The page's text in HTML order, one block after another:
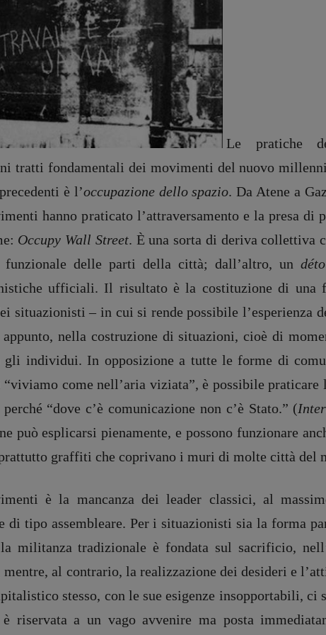
Le pratiche
tratti fondamentali dei movimenti del nuovo
è l’occupazione dello spazio. Da Atene a
hanno praticato l’attraversamento e la presa di
Occupy Wall Street. È una sorta di deriva collettiva
funzionale delle parti della città; dall’altro, un
ufficiali. Il risultato è la costituzione di una
situazionisti – in cui si rende possibile l’esperienza
nella costruzione di situazioni, cioè di
gli individui. In opposizione a tutte le forme di
come nell’aria viziata”, è possibile praticare
“dove c’è comunicazione non c’è Stato.” (
può esplicarsi pienamente, e possono funzionare
graffiti che coprivano i muri di molte città del
è la mancanza dei leader classici, al
di tipo assembleare. Per i situazionisti sia la forma
militanza tradizionale è fondata sul sacrificio,
al contrario, la realizzazione dei desideri e
stesso, con le sue esigenze insopportabili, ci
riservata a un vago avvenire ma posta